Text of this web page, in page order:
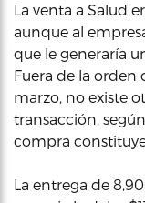
La venta a Salud
aunque al
que le generaría
Fuera de la orden
marzo, no existe
transacción,
compra
La entrega de